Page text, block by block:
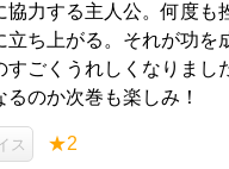
協力する主人公。何度も
立ち上がる。それが功を
すごくうれしくなりまし
るのか次巻も楽しみ！
ス ★2